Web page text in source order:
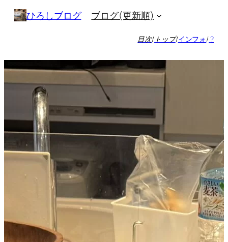
キ
ッ
プ
ひろしブログ ブログ(更新順)
目次/ トップ/インフォ/?